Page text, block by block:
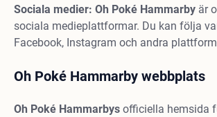
Sociala medier: Oh Poké Hammarby är
sociala medieplattformar. Du kan följa
Facebook, Instagram och andra
Oh Poké Hammarby webbplats
Oh Poké Hammarbys officiella hemsida